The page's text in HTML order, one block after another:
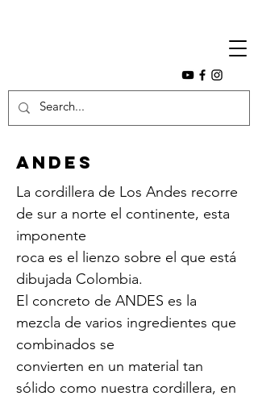
Andes
La cordillera de Los Andes recorre
de sur a norte el continente, esta
imponente
roca es el lienzo sobre el que está
dibujada Colombia.
El concreto de ANDES es la
mezcla de varios ingredientes que
combinados se
convierten en un material tan
sólido como nuestra cordillera, en